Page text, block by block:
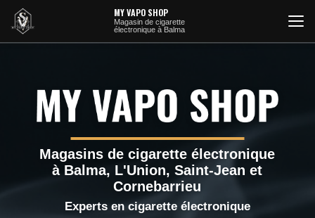
contenu
principal
MY VAPO SHOP
Magasin de cigarette
électronique à Balma
Magasins de cigarette électronique
à Balma, L'Union, Saint-Jean et
Cornebarrieu
Experts en cigarette électronique